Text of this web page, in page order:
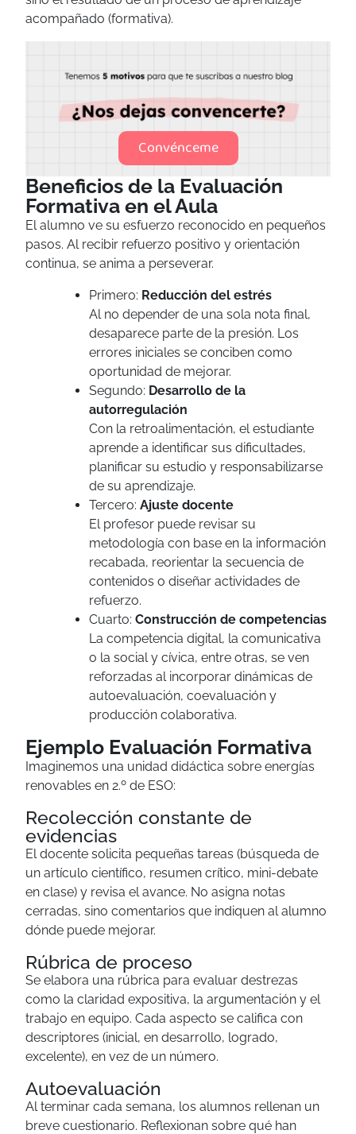
acompañado (formativa).
Convénceme
Beneficios de la Evaluación
Formativa en el Aula
El alumno ve su esfuerzo reconocido en pequeños
pasos. Al recibir refuerzo positivo y orientación
continua, se anima a perseverar.
Primero: Reducción del estrés
Al no depender de una sola nota final,
desaparece parte de la presión. Los
errores iniciales se conciben como
oportunidad de mejorar.
Segundo: Desarrollo de la
autorregulación
Con la retroalimentación, el estudiante
aprende a identificar sus dificultades,
planificar su estudio y responsabilizarse
de su aprendizaje.
Tercero: Ajuste docente
El profesor puede revisar su
metodología con base en la información
recabada, reorientar la secuencia de
contenidos o diseñar actividades de
refuerzo.
Cuarto: Construcción de competencias
La competencia digital, la comunicativa
o la social y cívica, entre otras, se ven
reforzadas al incorporar dinámicas de
autoevaluación, coevaluación y
producción colaborativa.
Ejemplo Evaluación Formativa
Imaginemos una unidad didáctica sobre energías
renovables en 2.º de ESO:
Recolección constante de
evidencias
El docente solicita pequeñas tareas (búsqueda de
un artículo científico, resumen crítico, mini-debate
en clase) y revisa el avance. No asigna notas
cerradas, sino comentarios que indiquen al alumno
dónde puede mejorar.
Rúbrica de proceso
Se elabora una rúbrica para evaluar destrezas
como la claridad expositiva, la argumentación y el
trabajo en equipo. Cada aspecto se califica con
descriptores (inicial, en desarrollo, logrado,
excelente), en vez de un número.
Autoevaluación
Al terminar cada semana, los alumnos rellenan un
breve cuestionario. Reflexionan sobre qué han